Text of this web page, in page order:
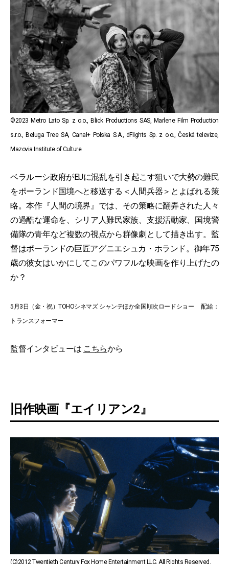
©2023 Metro Lato Sp. z o.o., Blick Productions SAS, Marlene Film Production
s.r.o., Beluga Tree SA, Canal+ Polska S.A., dFlights Sp. z o.o., Česká televize,
Mazovia Institute of Culture
ベラルーシ政府がEUに混乱を引き起こす狙いで大勢の難民
をポーランド国境へと移送する＜人間兵器＞とよばれる策
略。本作『人間の境界』では、その策略に翻弄された人々
の過酷な運命を、シリア人難民家族、支援活動家、国境警
備隊の青年など複数の視点から群像劇として描き出す。監
督はポーランドの巨匠アグニエシュカ・ホランド。御年75
歳の彼女はいかにしてこのパワフルな映画を作り上げたの
か？
5月3日（金・祝）TOHOシネマズ シャンテほか全国順次ロードショー 配給：
トランスフォーマー
監督インタビューは こちらから
旧作映画『エイリアン2』
(C)2012 Twentieth Century Fox Home Entertainment LLC. All Rights Reserved.